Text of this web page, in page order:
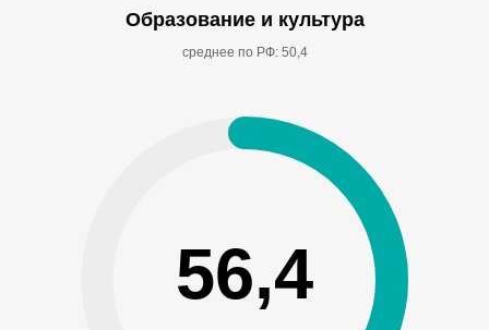
Образование и культура
среднее по РФ: 50,4
56,4